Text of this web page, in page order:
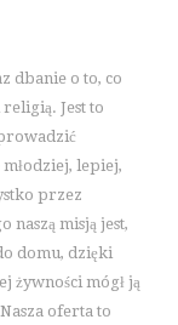
dbanie o to, co
Jest to
lepiej,
przez
naszą misją jest,
domu, dzięki
żywności mógł ją
oferta to